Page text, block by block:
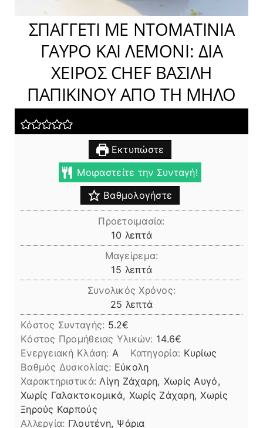
ΣΠΑΓΓΕΤΙ ΜΕ ΝΤΟΜΑΤΙΝΙΑ
ΓΑΥΡΟ ΚΑΙ ΛΕΜΟΝΙ: ΔΙΑ
ΧΕΙΡΟΣ CHEF ΒΑΣΙΛΗ
ΠΑΠΙΚΙΝΟΥ ΑΠΟ ΤΗ ΜΗΛΟ
Εκτυπώστε
Μοιραστείτε την Συνταγή!
Βαθμολογήστε
Προετοιμασία:
10 λεπτά
λεπτά
Μαγείρεμα:
15 λεπτά
λεπτά
Συνολικός Χρόνος:
25 λεπτά
λεπτά
Κόστος Συνταγής: 5.2€
Kόστος Προμήθειας Υλικών: 14.6
Ενεργειακή Κλάση: A Κατηγορία: Κυρίως
Βαθμός Δυσκολίας: Εύκολη
Χαρακτηριστικά: Λίγη Ζάχαρη, Χωρίς Αυγό,
Χωρίς Γαλακτοκομικά, Χωρίς Ζάχαρη, Χωρίς
Ξηρούς Καρπούς
Αλλεργία: Γλουτένη, Ψάρια